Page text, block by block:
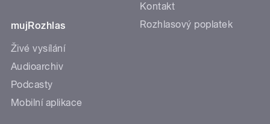
mujRozhlas
Živé vysílání
Audioarchiv
Podcasty
Mobilní aplikace
Kontakt
Rozhlasový poplatek